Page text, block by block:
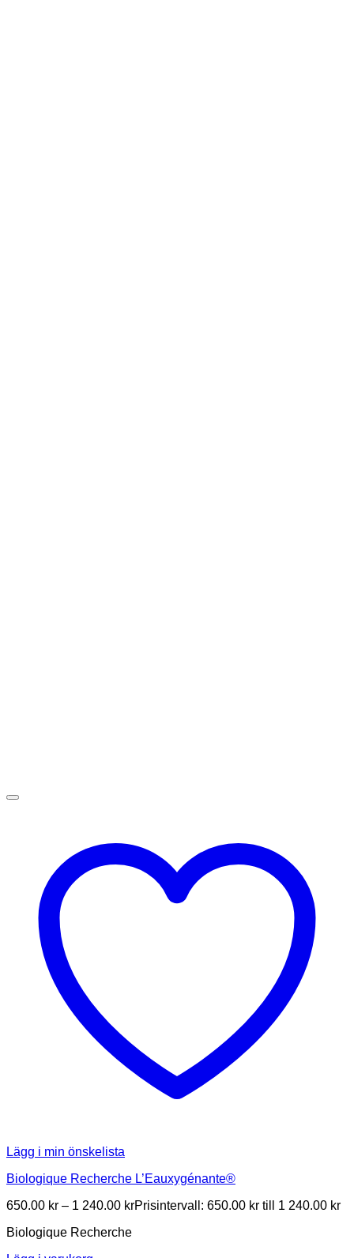
Lägg i min önskelista
Biologique Recherche L’Eauxygénante®
650.00 kr – 1 240.00 krPrisintervall: 650.00 kr till 1 240.00 kr
Biologique Recherche